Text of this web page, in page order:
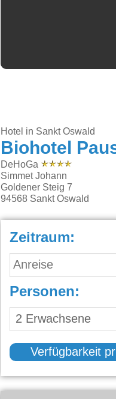
Hotel in Sankt Oswald
Biohotel
DeHoGa
Simmet Johann
Goldener Steig 7
94568 Sankt Oswald
Zeitraum:
Personen:
Verfügbarkeit